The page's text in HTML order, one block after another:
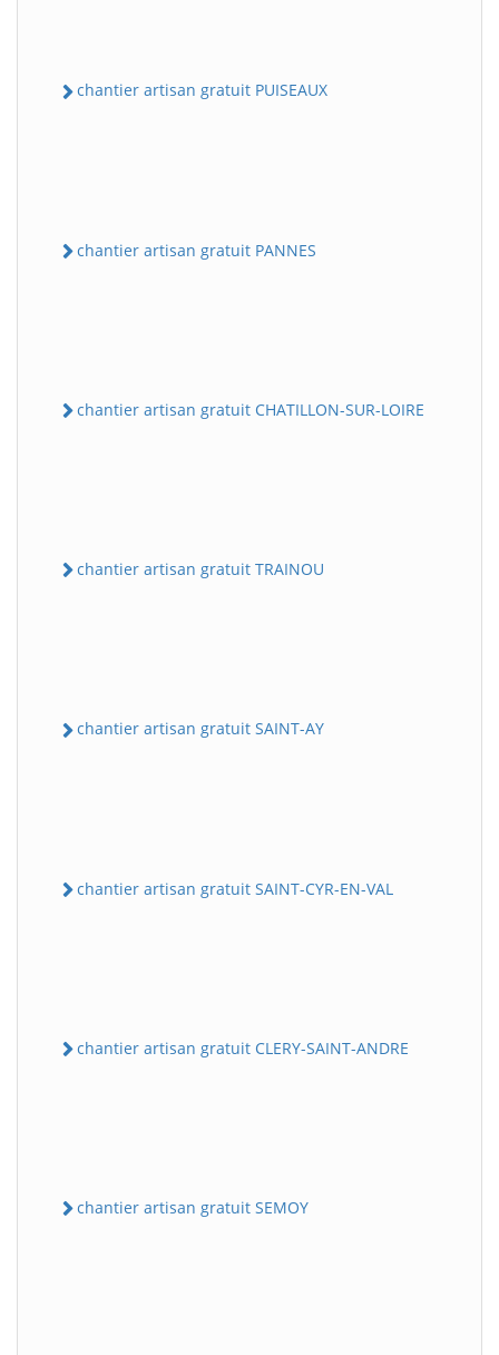
chantier artisan gratuit PUISEAUX
chantier artisan gratuit PANNES
chantier artisan gratuit CHATILLON-SUR-LOIRE
chantier artisan gratuit TRAINOU
chantier artisan gratuit SAINT-AY
chantier artisan gratuit SAINT-CYR-EN-VAL
chantier artisan gratuit CLERY-SAINT-ANDRE
chantier artisan gratuit SEMOY